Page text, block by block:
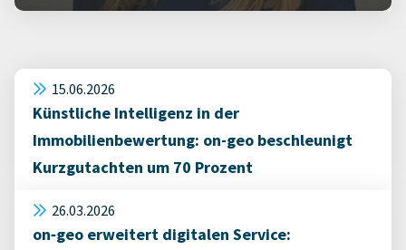
15.06.2026
Künstliche Intelligenz in der
Immobilienbewertung: on-geo beschleunigt
Kurzgutachten um 70 Prozent
26.03.2026
on‑geo erweitert digitalen Service: